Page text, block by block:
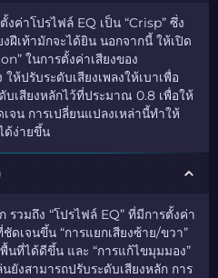
งค่าโปรไฟล์ EQ เป็น “Crisp” ซึ่ง
ฝีเท้ามักจะได้ยิน นอกจากนี้ ให้เปิด
ในการตั้งค่าเสียงของ
ห้ปรับระดับเสียงเพลงให้เบาเพื่อ
บเสียงหลักไว้ที่ประมาณ 0.8 เพื่อให้
จน การเปลี่ยนแปลงเหล่านี้ทำให้
ด้ง่ายขึ้น
รวมถึง “โปรไฟล์ EQ” ที่มีการตั้งค่า
ดเจนขึ้น “การแยกเสียงซ้าย/ขวา”
นที่ได้ดีขึ้น และ “การแก้ไขมุมมอง”
ยังสามารถปรับระดับเสียงหลัก การ